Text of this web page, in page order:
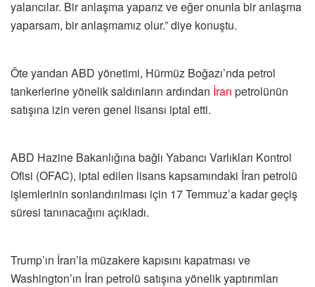
yalancılar. Bir anlaşma yaparız ve eğer onunla bir anlaşma
yaparsam, bir anlaşmamız olur.” diye konuştu.
Öte yandan ABD yönetimi, Hürmüz Boğazı’nda petrol
tankerlerine yönelik saldırıların ardından İran petrolünün
satışına izin veren genel lisansı iptal etti.
ABD Hazine Bakanlığına bağlı Yabancı Varlıkları Kontrol
Ofisi (OFAC), iptal edilen lisans kapsamındaki İran petrolü
işlemlerinin sonlandırılması için 17 Temmuz’a kadar geçiş
süresi tanınacağını açıkladı.
Trump’ın İran’la müzakere kapısını kapatması ve
Washington’ın İran petrolü satışına yönelik yaptırımları